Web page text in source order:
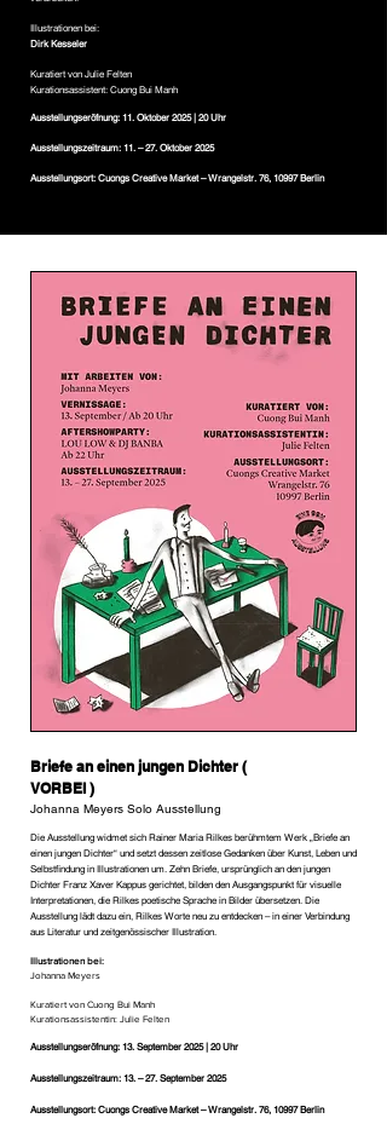
Illustrationen bei:
Dirk Kesseler
Kuratiert von Julie Felten
Kurationsassistent: Cuong Bui Manh
Ausstellungseröfnung: 11. Oktober 2025 | 20 Uhr
Ausstellungszeitraum: 11. – 27. Oktober 2025
Ausstellungsort: Cuongs Creative Market – Wrangelstr. 76, 10997 Berlin
Briefe an einen jungen Dichter (
VORBEI )
Johanna Meyers Solo Ausstellung
Die Ausstellung widmet sich Rainer Maria Rilkes berühmtem Werk „Briefe an
einen jungen Dichter“ und setzt dessen zeitlose Gedanken über Kunst, Leben und
Selbstfindung in Illustrationen um. Zehn Briefe, ursprünglich an den jungen
Dichter Franz Xaver Kappus gerichtet, bilden den Ausgangspunkt für visuelle
Interpretationen, die Rilkes poetische Sprache in Bilder übersetzen. Die
Ausstellung lädt dazu ein, Rilkes Worte neu zu entdecken – in einer Verbindung
aus Literatur und zeitgenössischer Illustration.
Illustrationen bei:
Johanna Meyers
Kuratiert von Cuong Bui Manh
Kurationsassistentin: Julie Felten
Ausstellungseröfnung: 13. September 2025 | 20 Uhr
Ausstellungszeitraum: 13. – 27. September 2025
Ausstellungsort: Cuongs Creative Market – Wrangelstr. 76, 10997 Berlin